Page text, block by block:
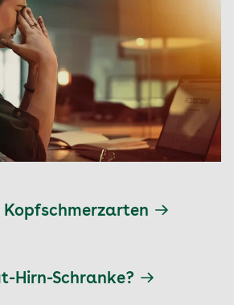
Hirn-Schranke?